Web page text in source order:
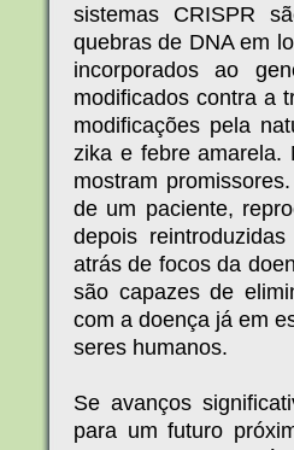
sistemas CRISPR
quebras de DNA em
incorporados ao
modificados contra a
modificações pela
zika e febre amarela.
mostram
de um paciente,
depois
atrás de focos da
são capazes de
com a doença já em
seres humanos.
Se avanços
para um futuro